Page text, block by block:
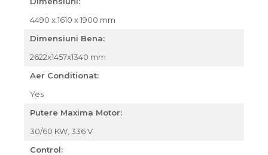
4490 x 1610 x 1900 mm
Dimensiuni Bena:
2622x1457x1340 mm
Aer Conditionat:
Yes
Putere Maxima Motor:
30/60 KW, 336 V
Control: